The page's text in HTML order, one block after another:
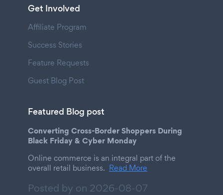
Get Involved
Affiliate Program
Success Stories
Feature Requests
Guest Blog Post
Featured Blog post
Converting Cross-Border Shoppers During
Black Friday & Cyber Monday
Online commerce is an integral part of the
overall retail business. Read More
Posted by on 2026-08-07